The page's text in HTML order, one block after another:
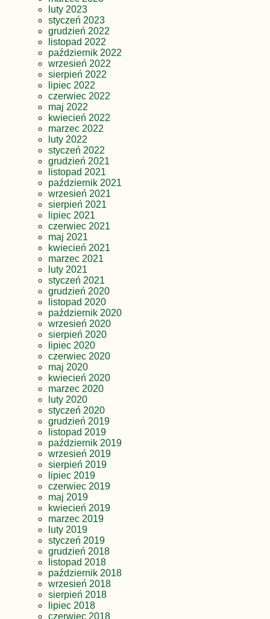
luty 2023
styczeń 2023
grudzień 2022
listopad 2022
październik 2022
wrzesień 2022
sierpień 2022
lipiec 2022
czerwiec 2022
maj 2022
kwiecień 2022
marzec 2022
luty 2022
styczeń 2022
grudzień 2021
listopad 2021
październik 2021
wrzesień 2021
sierpień 2021
lipiec 2021
czerwiec 2021
maj 2021
kwiecień 2021
marzec 2021
luty 2021
styczeń 2021
grudzień 2020
listopad 2020
październik 2020
wrzesień 2020
sierpień 2020
lipiec 2020
czerwiec 2020
maj 2020
kwiecień 2020
marzec 2020
luty 2020
styczeń 2020
grudzień 2019
listopad 2019
październik 2019
wrzesień 2019
sierpień 2019
lipiec 2019
czerwiec 2019
maj 2019
kwiecień 2019
marzec 2019
luty 2019
styczeń 2019
grudzień 2018
listopad 2018
październik 2018
wrzesień 2018
sierpień 2018
lipiec 2018
czerwiec 2018